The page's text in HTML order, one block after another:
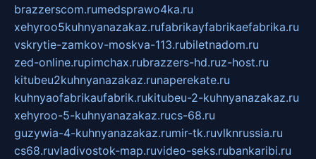
brazzerscom.rumedsprawo4ka.ru
xehyroo5kuhnyanazakaz.rufabrikayfabrikaefabrika.ru
vskrytie-zamkov-moskva-113.rubiletnadom.ru
zed-online.rupimchax.rubrazzers-hd.ruz-host.ru
kitubeu2kuhnyanazakaz.runaperekate.ru
kuhnyaofabrikaufabrik.rukitubeu-2-kuhnyanazakaz.ru
xehyroo-5-kuhnyanazakaz.rucs-68.ru
guzywia-4-kuhnyanazakaz.rumir-tk.ruvlknrussia.ru
cs68.ruvladivostok-map.ruvideo-seks.rubankaribi.ru